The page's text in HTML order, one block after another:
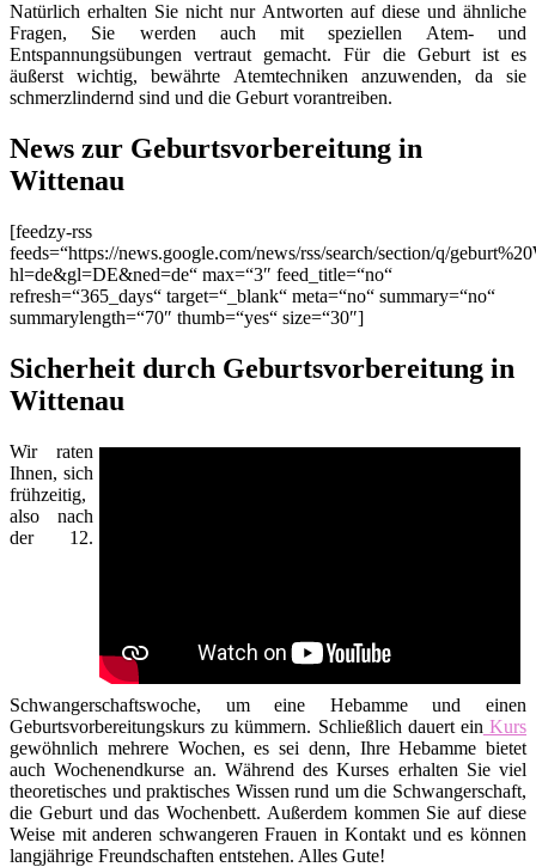
Natürlich erhalten Sie nicht nur Antworten auf diese und ähnliche
Fragen, Sie werden auch mit speziellen Atem- und
Entspannungsübungen vertraut gemacht. Für die Geburt ist es
äußerst wichtig, bewährte Atemtechniken anzuwenden, da sie
schmerzlindernd sind und die Geburt vorantreiben.
News zur Geburtsvorbereitung in
Wittenau
[feedzy-rss
feeds=“https://news.google.com/news/rss/search/section/q/
hl=de&gl=DE&ned=de“ max=“3″ feed_title=“no“
refresh=“365_days“ target=“_blank“ meta=“no“ summary=“no“
summarylength=“70″ thumb=“yes“ size=“30″]
Sicherheit durch Geburtsvorbereitung in
Wittenau
Wir raten
Ihnen, sich
frühzeitig,
also nach
der 12.
Schwangerschaftswoche, um eine Hebamme und einen
Geburtsvorbereitungskurs zu kümmern. Schließlich dauert ein Kurs
gewöhnlich mehrere Wochen, es sei denn, Ihre Hebamme bietet
auch Wochenendkurse an. Während des Kurses erhalten Sie viel
theoretisches und praktisches Wissen rund um die Schwangerschaft,
die Geburt und das Wochenbett. Außerdem kommen Sie auf diese
Weise mit anderen schwangeren Frauen in Kontakt und es können
langjährige Freundschaften entstehen. Alles Gute!